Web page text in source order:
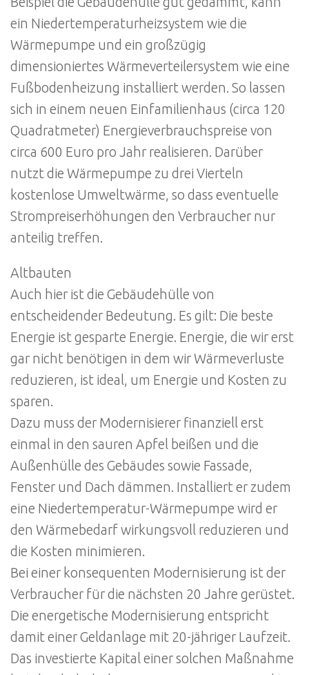
ein Niedertemperaturheizsystem wie die
Wärmepumpe und ein großzügig
dimensioniertes Wärmeverteilersystem wie eine
Fußbodenheizung installiert werden. So lassen
sich in einem neuen Einfamilienhaus (circa 120
Quadratmeter) Energieverbrauchspreise von
circa 600 Euro pro Jahr realisieren. Darüber
nutzt die Wärmepumpe zu drei Vierteln
kostenlose Umweltwärme, so dass eventuelle
Strompreiserhöhungen den Verbraucher nur
anteilig treffen.
Altbauten
Auch hier ist die Gebäudehülle von
entscheidender Bedeutung. Es gilt: Die beste
Energie ist gesparte Energie. Energie, die wir erst
gar nicht benötigen in dem wir Wärmeverluste
reduzieren, ist ideal, um Energie und Kosten zu
sparen.
Dazu muss der Modernisierer finanziell erst
einmal in den sauren Apfel beißen und die
Außenhülle des Gebäudes sowie Fassade,
Fenster und Dach dämmen. Installiert er zudem
eine Niedertemperatur-Wärmepumpe wird er
den Wärmebedarf wirkungsvoll reduzieren und
die Kosten minimieren.
Bei einer konsequenten Modernisierung ist der
Verbraucher für die nächsten 20 Jahre gerüstet.
Die energetische Modernisierung entspricht
damit einer Geldanlage mit 20-jähriger Laufzeit.
Das investierte Kapital einer solchen Maßnahme